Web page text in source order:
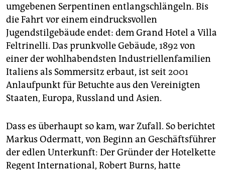
umgebenen Serpentinen entlangschlängeln. Bis
die Fahrt vor einem eindrucksvollen
Jugendstilgebäude endet: dem Grand Hotel a Villa
Feltrinelli. Das prunkvolle Gebäude, 1892 von
einer der wohlhabendsten Industriellenfamilien
Italiens als Sommersitz erbaut, ist seit 2001
Anlaufpunkt für Betuchte aus den Vereinigten
Staaten, Europa, Russland und Asien.
Dass es überhaupt so kam, war Zufall. So berichtet
Markus Odermatt, von Beginn an Geschäftsführer
der edlen Unterkunft: Der Gründer der Hotelkette
Regent International, Robert Burns, hatte